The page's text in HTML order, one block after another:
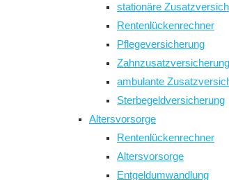
stationäre
Rentenlückenrechner
Pflegeversicherung
Zahnzusatzversicherung
ambulante
Sterbegeldversicherung
Altersvorsorge
Rentenlückenrechner
Altersvorsorge
Entgeldumwandlung